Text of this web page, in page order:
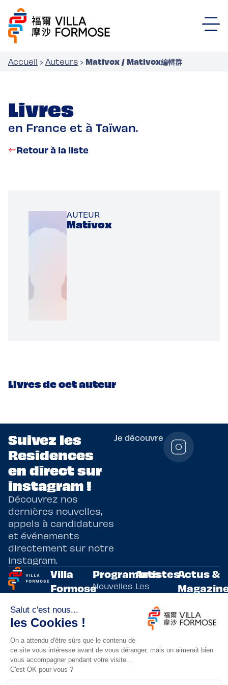
Accueil › Auteurs › Mativox / Mativox編輯群
Livres
en France et à Taïwan.
Retour à la liste
AUTEUR
Mativox
Livres de cet auteur
Suivez les
Residences
en direct sur
instagram !
Découvrez nos
dernières nouvelles,
appels à candidatures
et événements
directement sur notre
Instagram.
Je découvre
Programmes
de
résidences
artistiques
bilatérales,
entre la
France et
Taïwan.
Villa
Formose
Adoptez
un artiste
Lieux de
résidence
Programmes
Nouvelles
écritures
Arts
vivants
innovants
Artistes
Les
artistes
résidents
Evènements
Actus &
actualités